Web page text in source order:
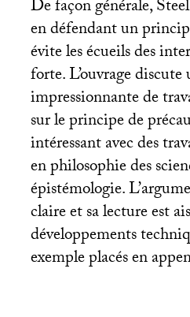
De façon générale,
en défendant un
évite les écueils des
forte. L’ouvrage
impressionnante de
sur le principe de
intéressant avec des
en philosophie des
épistémologie.
claire et sa lecture est
développements
exemple placés en